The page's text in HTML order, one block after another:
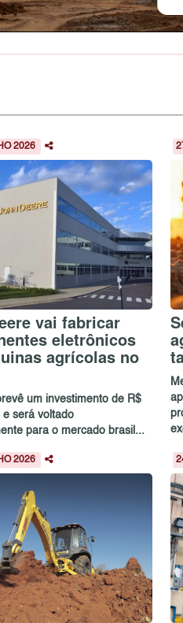
2026
vai fabricar
eletrônicos
agrícolas no
um investimento de R$
e será voltado
para o mercado brasil...
2026